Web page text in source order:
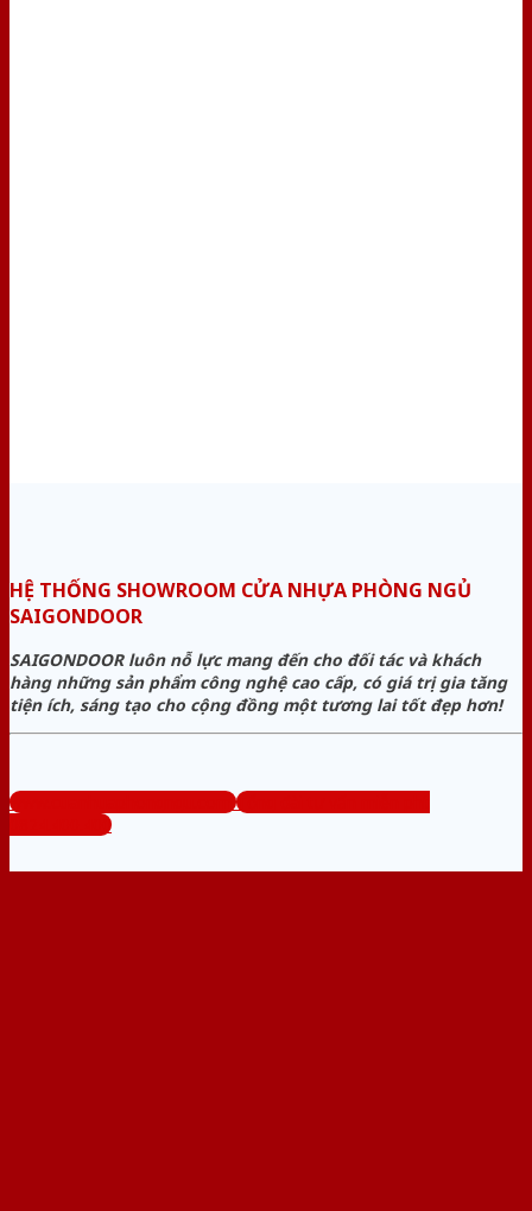
HỆ THỐNG SHOWROOM CỬA NHỰA PHÒNG NGỦ
SAIGONDOOR
SAIGONDOOR luôn nỗ lực mang đến cho đối tác và khách
hàng những sản phẩm công nghệ cao cấp, có giá trị gia tăng
tiện ích, sáng tạo cho cộng đồng một tương lai tốt đẹp hơn!
www.cuanhuaphongngu.com
Tổng đài tư vấn miễn phí:
0824.400.400